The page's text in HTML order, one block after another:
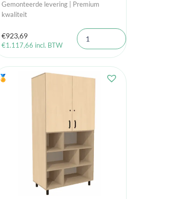
Gemonteerde levering | Premium
kwaliteit
€923,69
€1.117,66 incl. BTW
🏅